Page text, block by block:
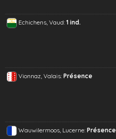
Echichens, Vaud: 1 ind.
Vionnaz, Valais: Présence
Wauwilermoos, Lucerne: Présence